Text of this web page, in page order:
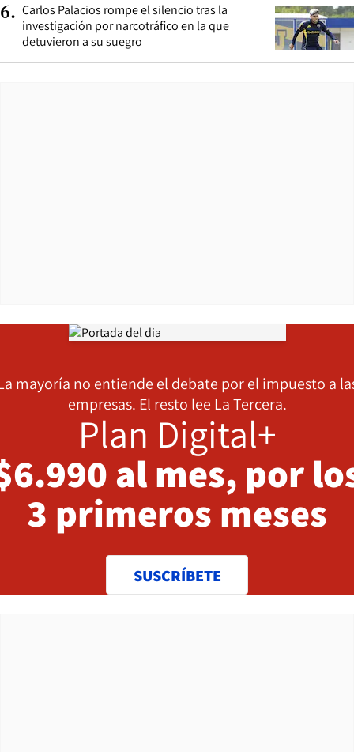
6. Carlos Palacios rompe el silencio tras la
investigación por narcotráfico en la que
detuvieron a su suegro
Opens in new window
mayoría no entiende el debate por el impuesto a
empresas. El resto lee La Tercera.
Plan Digital+
al mes, por
3 primeros meses
SUSCRÍBETE